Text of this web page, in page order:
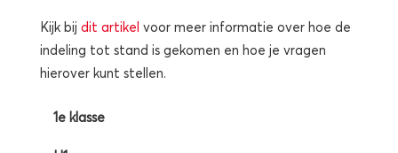
Kijk bij dit artikel voor meer informatie over hoe de
indeling tot stand is gekomen en hoe je vragen
hierover kunt stellen.
1e klasse